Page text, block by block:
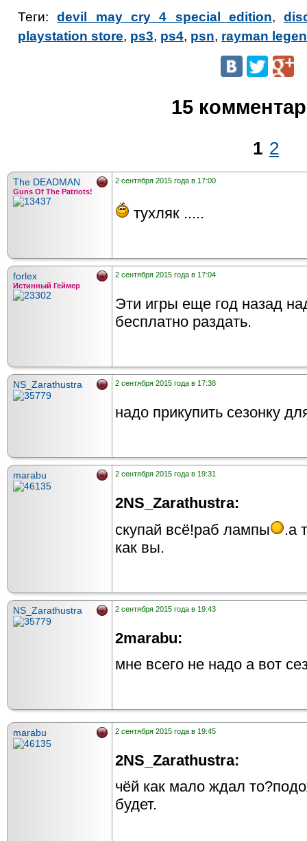
Теги:devil may cry 4 special edition,
playstation store, ps3, ps4, psn, rayman
15
1 2
The DEADMAN
Guns Of The Patriots!
2 сентября 2015 года в 17:00
тухляк .....
forlex
Истинный Геймер
2 сентября 2015 года в 17:04
Эти игры еще год назад
бесплатно раздать.
NS_Zarathustra 2 сентября 2015 года в 17:38
надо прикупить сезонку
marabu 2 сентября 2015 года в 19:31
2NS_Zarathustra:
скупай всё!раб лампы
.а
как вы.
NS_Zarathustra 2 сентября 2015 года в 19:43
2marabu:
мне всего не надо а вот
marabu 2 сентября 2015 года в 19:45
2NS_Zarathustra:
чёй как мало ждал
будет.